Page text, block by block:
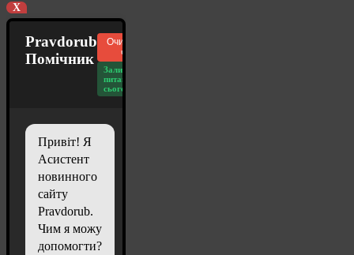
X
Pravdorub
Помічник
Очистити
чат
Залишилось
питань
сьогодні: 20
Привіт! Я
Асистент
новинного
сайту
Pravdorub.
Чим я можу
допомогти?